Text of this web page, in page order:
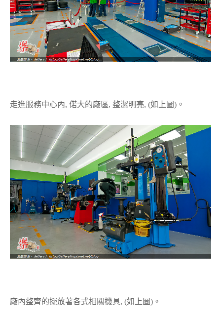
走進服務中心內, 偌大的廠區, 整潔明亮, (如上圖)。
廠內整齊的擺放著各式相關機具, (如上圖)。